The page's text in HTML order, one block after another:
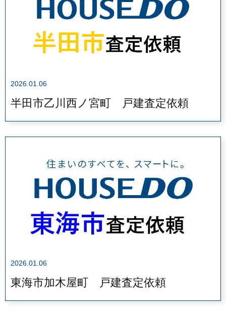
2026.01.06
半田市乙川西ノ宮町 戸建査定依頼
2026.01.06
東海市加木屋町 戸建査定依頼